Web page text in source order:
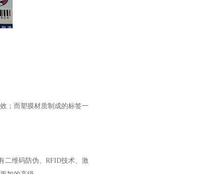
；而塑膜材质制成的标签一
二维码防伪、RFID技术、激